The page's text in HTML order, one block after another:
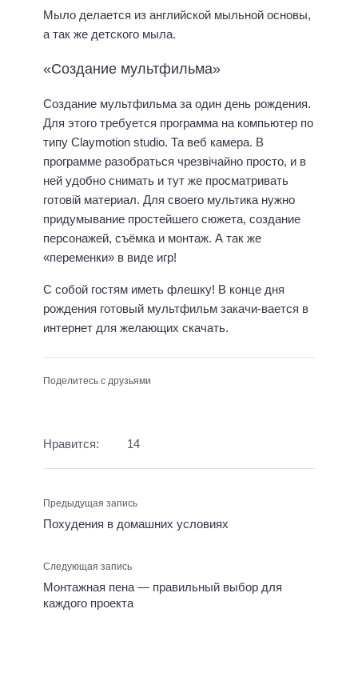
Мыло делается из английской мыльной основы,
а так же детского мыла.
«Создание мультфильма»
Создание мультфильма за один день рождения.
Для этого требуется программа на компьютер по
типу Claymotion studio. Та веб камера. В
программе разобраться чрезвічайно просто, и в
ней удобно снимать и тут же просматривать
готовій материал. Для своего мультика нужно
придумывание простейшего сюжета, создание
персонажей, съёмка и монтаж. А так же
«переменки» в виде игр!
С собой гостям иметь флешку! В конце дня
рождения готовый мультфильм закачи-вается в
интернет для желающих скачать.
Поделитесь с друзьями
Нравится: 14
Предыдущая запись
Похудения в домашних условиях
Следующая запись
Монтажная пена — правильный выбор для
каждого проекта